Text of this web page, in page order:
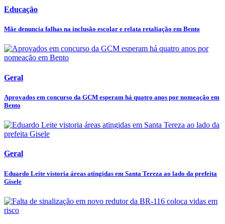
Educação
Mãe denuncia falhas na inclusão escolar e relata retaliação em Bento
Geral
Aprovados em concurso da GCM esperam há quatro anos por nomeação em
Bento
Geral
Eduardo Leite vistoria áreas atingidas em Santa Tereza ao lado da prefeita
Gisele